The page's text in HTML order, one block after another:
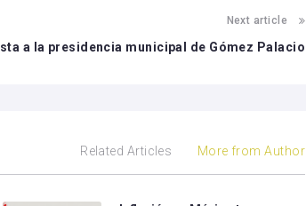
Next article
a la presidencia municipal de Gómez Palacio
Related Articles More from Author